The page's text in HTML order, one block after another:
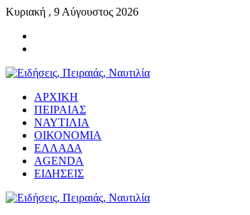
Κυριακή , 9 Αύγουστος 2026
ΑΡΧΙΚΗ
ΠΕΙΡΑΙΑΣ
ΝΑΥΤΙΛΙΑ
ΟΙΚΟΝΟΜΙΑ
ΕΛΛΑΔΑ
AGENDA
ΕΙΔΗΣΕΙΣ